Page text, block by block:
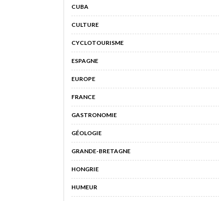
CUBA
CULTURE
CYCLOTOURISME
ESPAGNE
EUROPE
FRANCE
GASTRONOMIE
GÉOLOGIE
GRANDE-BRETAGNE
HONGRIE
HUMEUR